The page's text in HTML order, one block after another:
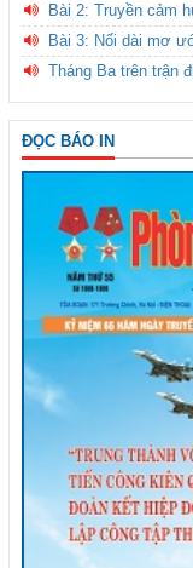
Bài 2: Truyền cảm
Bài 3: Nối dài mơ
Tháng Ba trên trận
ĐỌC BÁO IN